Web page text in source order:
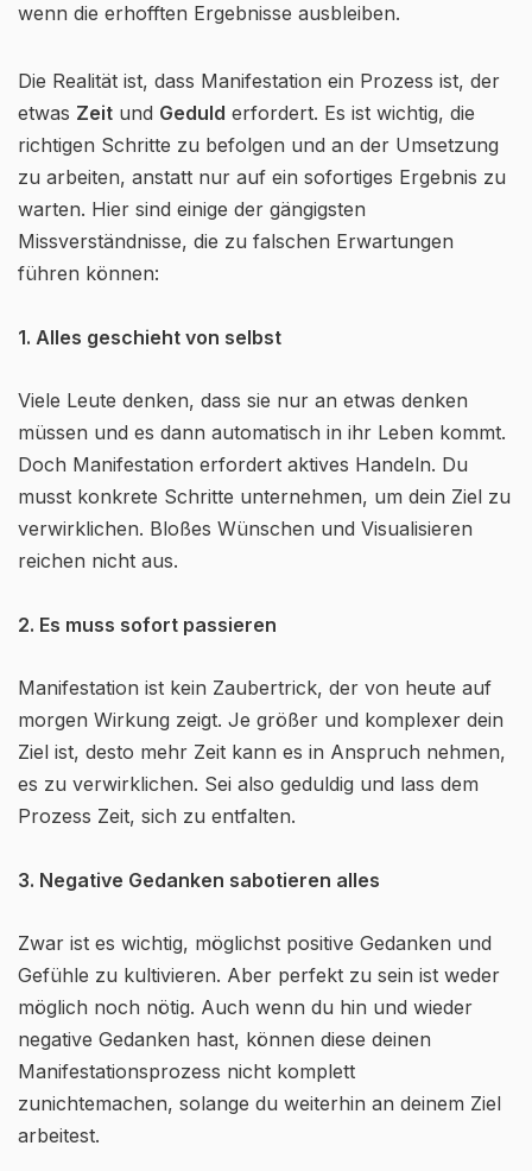
wenn die erhofften Ergebnisse ausbleiben.
Die Realität ist, dass Manifestation ein Prozess ist, der
etwas Zeit und Geduld erfordert. Es ist wichtig, die
richtigen Schritte zu befolgen und an der Umsetzung
zu arbeiten, anstatt nur auf ein sofortiges Ergebnis zu
warten. Hier sind einige der gängigsten
Missverständnisse, die zu falschen Erwartungen
führen können:
1. Alles geschieht von selbst
Viele Leute denken, dass sie nur an etwas denken
müssen und es dann automatisch in ihr Leben kommt.
Doch Manifestation erfordert aktives Handeln. Du
musst konkrete Schritte unternehmen, um dein Ziel zu
verwirklichen. Bloßes Wünschen und Visualisieren
reichen nicht aus.
2. Es muss sofort passieren
Manifestation ist kein Zaubertrick, der von heute auf
morgen Wirkung zeigt. Je größer und komplexer dein
Ziel ist, desto mehr Zeit kann es in Anspruch nehmen,
es zu verwirklichen. Sei also geduldig und lass dem
Prozess Zeit, sich zu entfalten.
3. Negative Gedanken sabotieren alles
Zwar ist es wichtig, möglichst positive Gedanken und
Gefühle zu kultivieren. Aber perfekt zu sein ist weder
möglich noch nötig. Auch wenn du hin und wieder
negative Gedanken hast, können diese deinen
Manifestationsprozess nicht komplett
zunichtemachen, solange du weiterhin an deinem Ziel
arbeitest.